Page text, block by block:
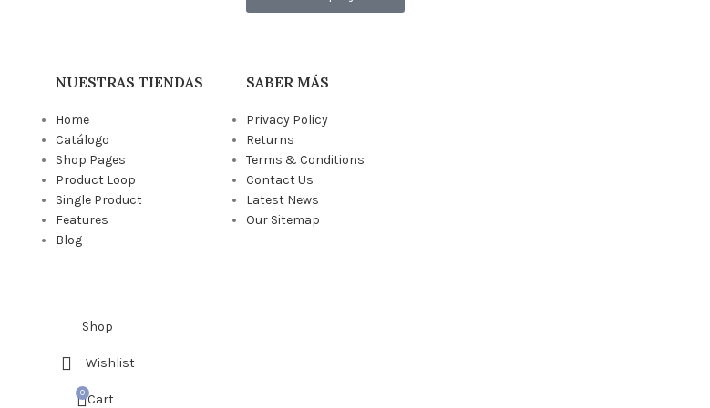
NUESTRAS TIENDAS
Home
Catálogo
Shop Pages
Product Loop
Single Product
Features
Blog
SABER MÁS
Privacy Policy
Returns
Terms & Conditions
Contact Us
Latest News
Our Sitemap
Shop
Wishlist
0 Cart